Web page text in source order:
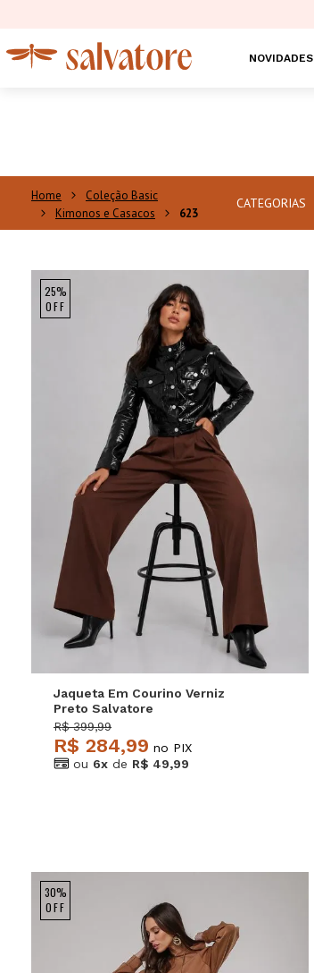
NOVIDADES
Coleção Basic
Kimonos e Casacos
623
CATEGORIAS
25%
OFF
P M G GG
Jaqueta Em Courino Verniz
Preto Salvatore
R$ 399,99
R$ 284,99 no PIX
ou 6x de R$ 49,99
30%
OFF